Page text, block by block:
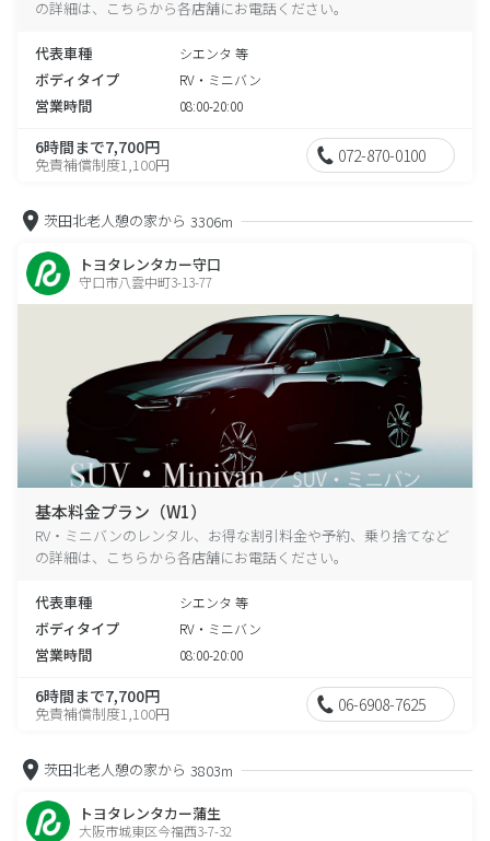
の詳細は、こちらから各店舗にお電話ください。
代表車種 シエンタ 等
ボディタイプ RV・ミニバン
営業時間 08:00-20:00
6時間まで7,700円
免責補償制度1,100円 072-870-0100
茨田北老人憩の家から 3306m
トヨタレンタカー守口
守口市八雲中町3-13-77
基本料金プラン（W1）
RV・ミニバンのレンタル、お得な割引料金や予約、乗り捨てなど
の詳細は、こちらから各店舗にお電話ください。
代表車種 シエンタ 等
ボディタイプ RV・ミニバン
営業時間 08:00-20:00
6時間まで7,700円
免責補償制度1,100円 06-6908-7625
茨田北老人憩の家から 3803m
トヨタレンタカー蒲生
大阪市城東区今福西3-7-32